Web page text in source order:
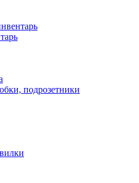
подрозетники